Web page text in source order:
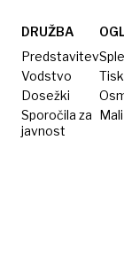
DRUŽBA
Predstavitev
Vodstvo
Dosežki
Sporočila za
javnost